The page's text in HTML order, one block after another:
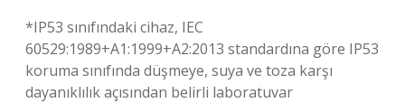
*IP53 sınıfındaki cihaz, IEC
60529:1989+A1:1999+A2:2013 standardına göre IP53
koruma sınıfında düşmeye, suya ve toza karşı
dayanıklılık açısından belirli laboratuvar